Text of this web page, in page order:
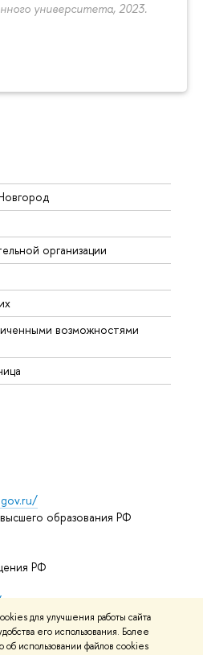
для улучшения работы сайта
его использования. Более
использовании файлов cookies
университета, 2023.
организации
возможностями
образования РФ
РФ
курсы